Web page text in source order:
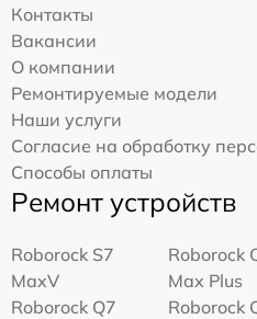
Контакты
Вакансии
О компании
Ремонтируемые модели
Наши услуги
Согласие на обработку
Способы оплаты
Ремонт устройств
Roborock S7
MaxV
Roborock
Max Plus
Roborock Q7
Roborock